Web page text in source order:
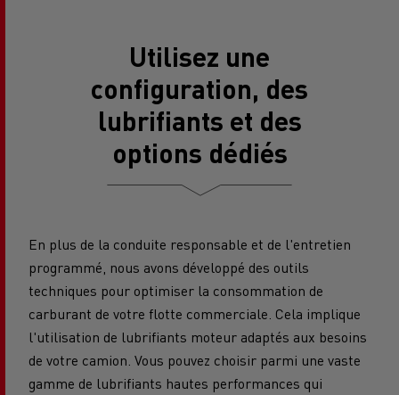
Utilisez une
configuration, des
lubrifiants et des
options dédiés
En plus de la conduite responsable et de l'entretien
programmé, nous avons développé des outils
techniques pour optimiser la consommation de
carburant de votre flotte commerciale. Cela implique
l'utilisation de lubrifiants moteur adaptés aux besoins
de votre camion. Vous pouvez choisir parmi une vaste
gamme de lubrifiants hautes performances qui